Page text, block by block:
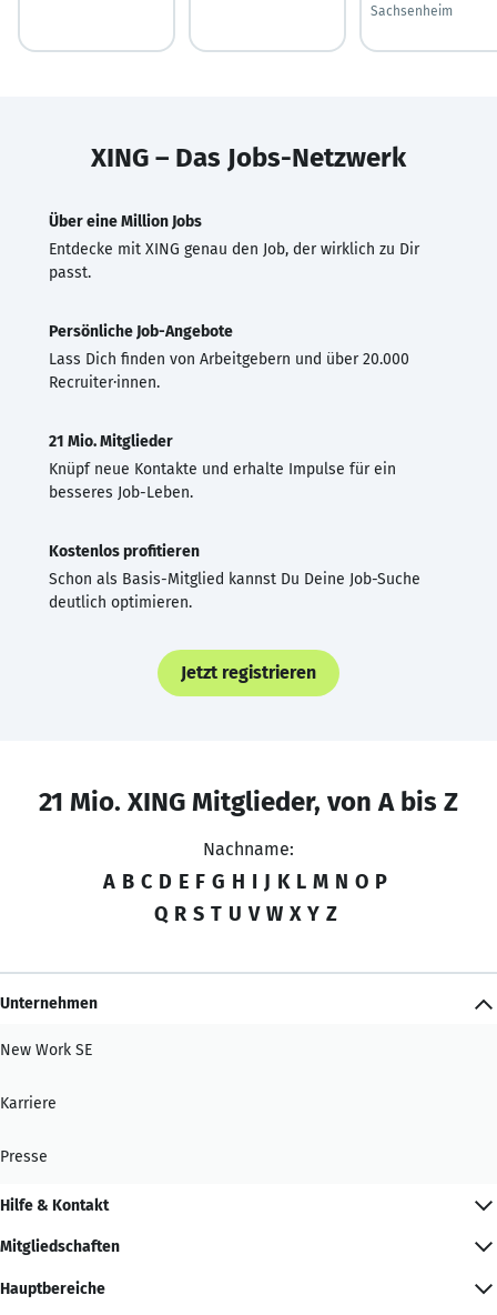
Sachsenheim
XING – Das Jobs-Netzwerk
Über eine Million Jobs
Entdecke mit XING genau den Job, der wirklich zu Dir
passt.
Persönliche Job-Angebote
Lass Dich finden von Arbeitgebern und über 20.000
Recruiter·innen.
21 Mio. Mitglieder
Knüpf neue Kontakte und erhalte Impulse für ein
besseres Job-Leben.
Kostenlos profitieren
Schon als Basis-Mitglied kannst Du Deine Job-Suche
deutlich optimieren.
Jetzt registrieren
21 Mio. XING Mitglieder, von A bis Z
Nachname:
A B C D E F G H I J K L M N O P
Q R S T U V W X Y Z
Unternehmen
New Work SE
Karriere
Presse
Hilfe & Kontakt
Mitgliedschaften
Hauptbereiche